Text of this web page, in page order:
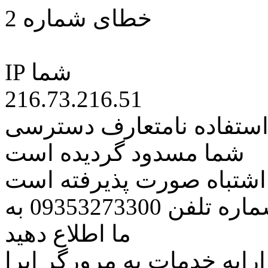
خطای شماره 2
IP شما
216.73.216.51
نامتعارف دسترسی
شما مسدود گردیده است
اشتباه صورت پذیرفته است
مراتب این مسئله را از طریق شماره تلفن 09353273300 به
ما اطلاع دهید
خدمات به مرورگر اپرا